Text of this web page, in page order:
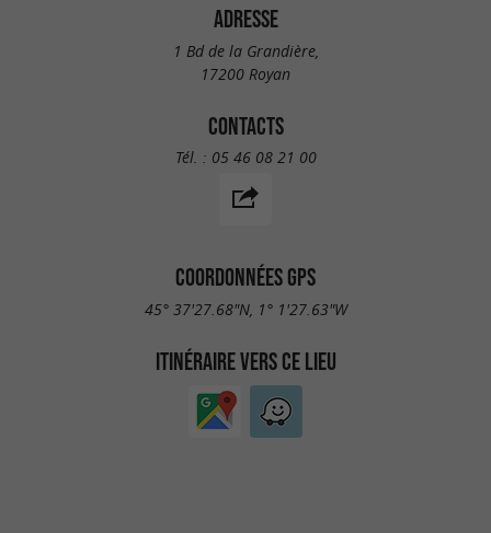
ADRESSE
1 Bd de la Grandière,
17200 Royan
CONTACTS
Tél. : 05 46 08 21 00
COORDONNÉES GPS
45° 37'27.68"N, 1° 1'27.63"W
ITINÉRAIRE VERS CE LIEU